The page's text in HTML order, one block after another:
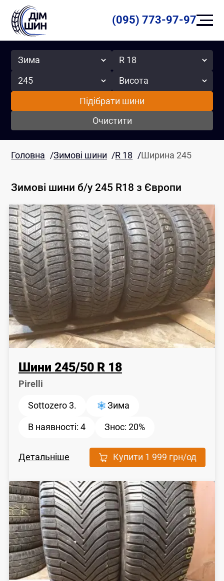
(095) 773-97-97
Сезон Радіус
Ширина Висота
Підібрати шини
Очистити
Головна /Зимові шини /R 18 /Ширина 245
Зимові шини б/у 245 R18 з Європи
Шини 245/50 R 18
Pirelli
Sottozero 3. Зима
В наявності: 4 Знос:20%
Детальніше Купити 1 999 грн/од